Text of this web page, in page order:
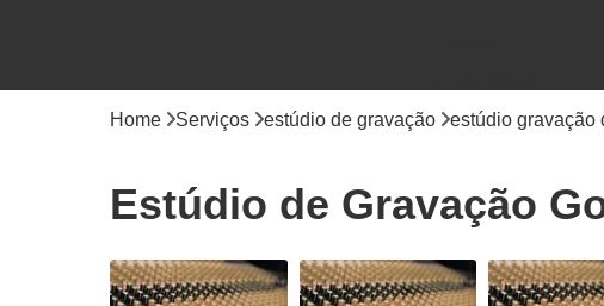
Home Serviços estúdio de gravação estúdio gravação
Estúdio de Gravação